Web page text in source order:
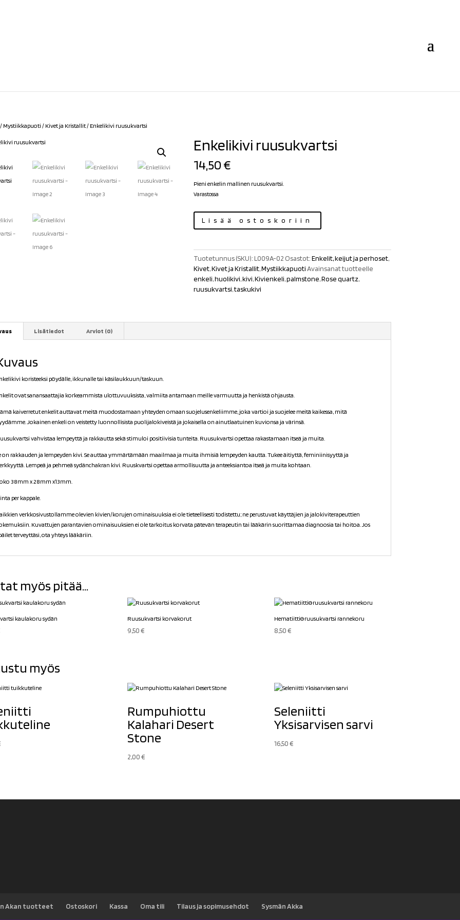
/ Mystiikkapuoti / Kivet ja Kristallit/ Enkelikivi ruusukvartsi
Enkelikivi ruusukvartsi
14,50€
Pieni enkelin mallinen ruusukvartsi.
Varastossa
ruusukvartsi
Lisää ostoskoriin
Tuotetunnus (SKU):L009A-02 Osastot:Enkelit, keijut ja perhoset,
Kivet,Kivet ja Kristallit,MystiikkapuotiAvainsanat tuotteelle
enkeli,huolikivi,kivi,Kivienkeli,palmstone,Rose quartz,
ruusukvartsi,taskukivi
Lisätiedot Arviot (0)
koristeeksi pöydälle, ikkunalle tai käsilaukkuun/taskuun.
ovat sanansaattajia korkeammista ulottuvuuksista, valmiita antamaan meille varmuutta ja henkistä ohjausta.
kaiverretut enkelit auttavat meitä muodostamaan yhteyden omaan suojelusenkeliimme, joka vartioi ja suojelee meitä kaikessa, mitä
Jokainen enkeli on veistetty luonnollisista puolijalokiveistä ja jokaisella on ainutlaatuinen kuvionsa ja värinsä.
vahvistaa lempeyttä ja rakkautta sekä stimuloi positiivisia tunteita. Ruusukvartsi opettaa rakastamaan itseä ja muita.
on rakkauden ja lempeyden kivi. Se auttaa ymmärtämään maailmaa ja muita ihmisiä lempeyden kautta. Tukee äitiyttä, feminiinisyyttä ja
Lempeä ja pehmeä sydänchakran kivi. Ruuskvartsi opettaa armollisuutta ja anteeksiantoa itseä ja muita kohtaan.
38mm x 28mm x13mm.
per kappale.
verkkosivustollamme olevien kivien/korujen ominaisuuksia ei ole tieteellisesti todistettu; ne perustuvat käyttäjien ja jalokiviterapeuttien
Kuvattujen parantavien ominaisuuksien ei ole tarkoitus korvata pätevän terapeutin tai lääkärin suorittamaa diagnoosia tai hoitoa. Jos
terveyttäsi, ota yhteys lääkäriin.
myös pitää...
kaulakoru sydän Ruusukvartsi korvakorut
9,50€
Hematiitti&ruusukvartsi rannekoru
8,50€
myös
Rumpuhiottu
Kalahari Desert
Stone
2,00€
Seleniitti
Yksisarvisen sarvi
16,50€
Akan tuotteet Ostoskori Kassa Oma tili Tilaus ja sopimusehdot Sysmän Akka